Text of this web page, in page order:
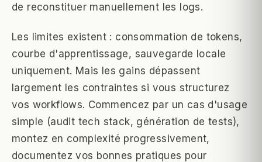
de reconstituer manuellement les logs.
Les limites existent : consommation de tokens,
courbe d'apprentissage, sauvegarde locale
uniquement. Mais les gains dépassent
largement les contraintes si vous structurez
vos workflows. Commencez par un cas d'usage
simple (audit tech stack, génération de tests),
montez en complexité progressivement,
documentez vos bonnes pratiques pour